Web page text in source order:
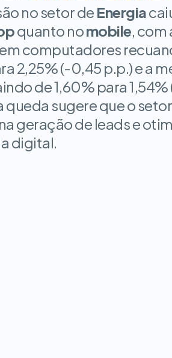
no setor de Energia
quanto nomobile, com
computadores
2,25% (-0,45 p.p.) e a
de 1,60% para
queda sugere que o
geração de leads e
digital.